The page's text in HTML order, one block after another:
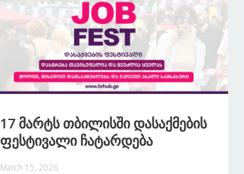
17 Მარტს Თბილისში Დასაქმების
Ფესტივალი Ჩატარდება
March 15, 2026